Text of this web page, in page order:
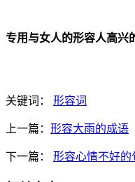
专用与女人的形容人高兴
关键词： 形容词
上一篇： 形容大雨的成语
下一篇： 形容心情不好的